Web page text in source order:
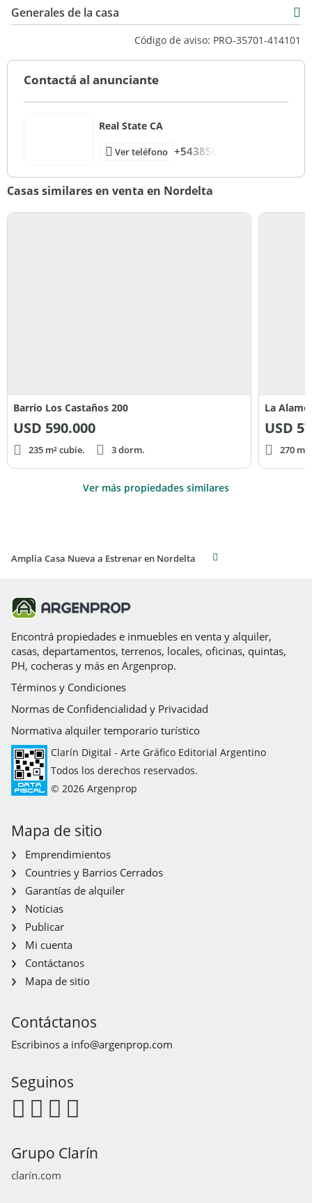
Generales de la casa
Código de aviso: PRO-35701-414101
Contactá al anunciante
Real State CA
Ver teléfono +543856
Casas similares en venta en Nordelta
Barrio Los Castaños 200
USD 590.000
235 m² cubie. 3 dorm.
La
USD
270
Ver más propiedades similares
Amplia Casa Nueva a Estrenar en Nordelta
Encontrá propiedades e inmuebles en venta y alquiler,
casas, departamentos, terrenos, locales, oficinas, quintas,
PH, cocheras y más en Argenprop.
Términos y Condiciones
Normas de Confidencialidad y Privacidad
Normativa alquiler temporario turístico
Clarín Digital - Arte Gráfico Editorial Argentino
Todos los derechos reservados.
© 2026 Argenprop
Mapa de sitio
Emprendimientos
Countries y Barrios Cerrados
Garantías de alquiler
Noticias
Publicar
Mi cuenta
Contáctanos
Mapa de sitio
Contáctanos
Escribinos a info@argenprop.com
Seguinos
Grupo Clarín
clarín.com